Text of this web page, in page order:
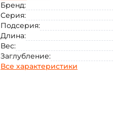
Бренд:
Серия:
Подсерия:
Длина:
Вес:
Заглубление:
Все характеристики